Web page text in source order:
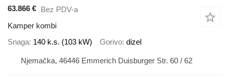
63.866 € Bez PDV-a
Kamper kombi
Snaga 140 k.s. (103 kW) Gorivo dizel
Njemačka, 46446 Emmerich Duisburger Str. 60 / 62